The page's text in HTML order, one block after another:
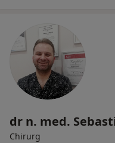
dr n. med.
Chirurg